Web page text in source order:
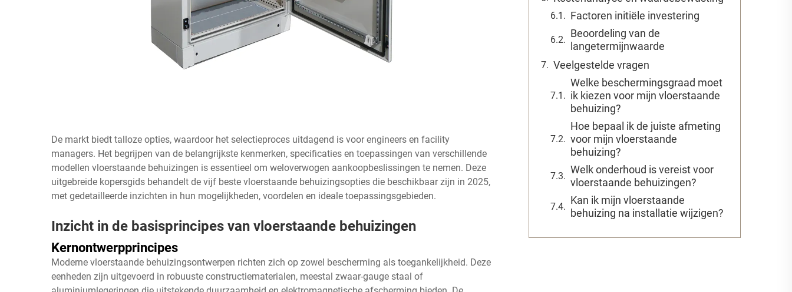
De markt biedt talloze opties, waardoor het selectieproces uitdagend is voor engineers en facility
managers. Het begrijpen van de belangrijkste kenmerken, specificaties en toepassingen van verschillende
modellen vloerstaande behuizingen is essentieel om weloverwogen aankoopbeslissingen te nemen. Deze
uitgebreide kopersgids behandelt de vijf beste vloerstaande behuizingsopties die beschikbaar zijn in 2025,
met gedetailleerde inzichten in hun mogelijkheden, voordelen en ideale toepassingsgebieden.
Inzicht in de basisprincipes van vloerstaande behuizingen
Kernontwerpprincipes
Moderne vloerstaande behuizingsontwerpen richten zich op zowel bescherming als toegankelijkheid. Deze
eenheden zijn uitgevoerd in robuuste constructiematerialen, meestal zwaar-gauge staal of
Factoren initiële investering
Beoordeling van de
langetermijnwaarde
Veelgestelde vragen
Welke beschermingsgraad moet
ik kiezen voor mijn vloerstaande
behuizing?
Hoe bepaal ik de juiste afmeting
voor mijn vloerstaande
behuizing?
Welk onderhoud is vereist voor
vloerstaande behuizingen?
Kan ik mijn vloerstaande
behuizing na installatie wijzigen?